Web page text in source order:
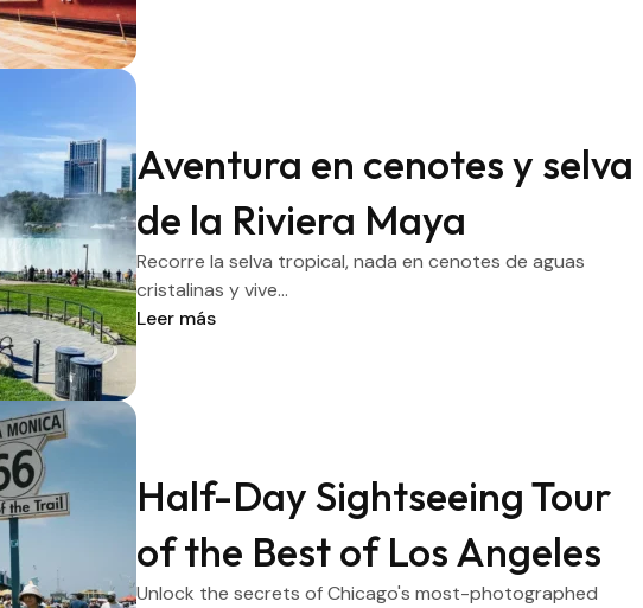
Aventura en cenotes y selva
de la Riviera Maya
Recorre la selva tropical, nada en cenotes de aguas
cristalinas y vive...
Leer más
Half-Day Sightseeing Tour
of the Best of Los Angeles
Unlock the secrets of Chicago's most-photographed